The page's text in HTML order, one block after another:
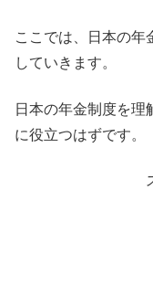
ここでは、
日本の年
していきます。
日本の年金制度を理
に役立つはずです。